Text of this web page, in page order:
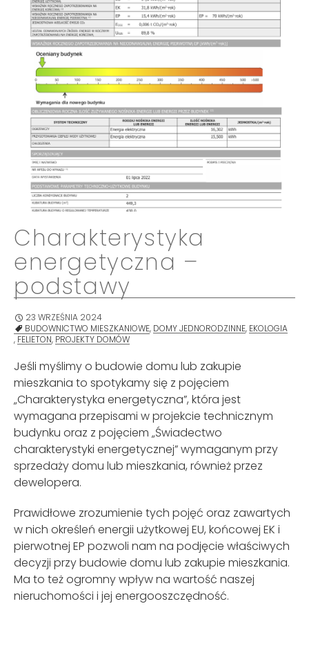
Charakterystyka
energetyczna –
podstawy
23 WRZEŚNIA 2024
BUDOWNICTWO MIESZKANIOWE, DOMY JEDNORODZINNE, EKOLOGIA
, FELIETON, PROJEKTY DOMÓW
Jeśli myślimy o budowie domu lub zakupie
mieszkania to spotykamy się z pojęciem
„Charakterystyka energetyczna”, która jest
wymagana przepisami w projekcie technicznym
budynku oraz z pojęciem „Świadectwo
charakterystyki energetycznej” wymaganym przy
sprzedaży domu lub mieszkania, również przez
dewelopera.
Prawidłowe zrozumienie tych pojęć oraz zawartych
w nich określeń energii użytkowej EU, końcowej EK i
pierwotnej EP pozwoli nam na podjęcie właściwych
decyzji przy budowie domu lub zakupie mieszkania.
Ma to też ogromny wpływ na wartość naszej
nieruchomości i jej energooszczędność.